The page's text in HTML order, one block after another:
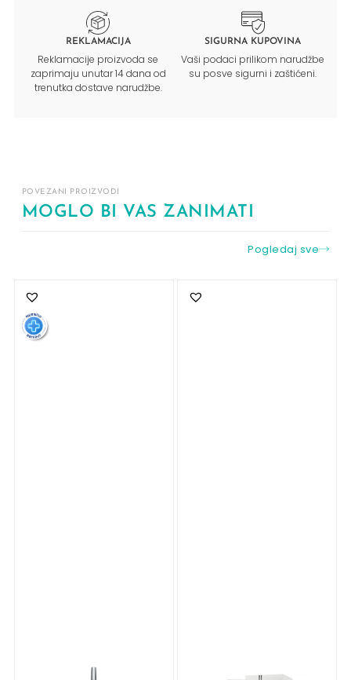
REKLAMACIJA
Reklamacije proizvoda se
zaprimaju unutar 14 dana od
trenutka dostave narudžbe.
SIGURNA KUPOVINA
Vaši podaci prilikom narudžbe
su posve sigurni i zaštićeni.
POVEZANI PROIZVODI
MOGLO BI VAS ZANIMATI
Pogledaj sve